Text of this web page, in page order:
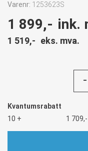
Varenr: 1253623S
1 899,- ink.
1 519,- eks. mva.
-
Kvantumsrabatt
10 +
1 709,-